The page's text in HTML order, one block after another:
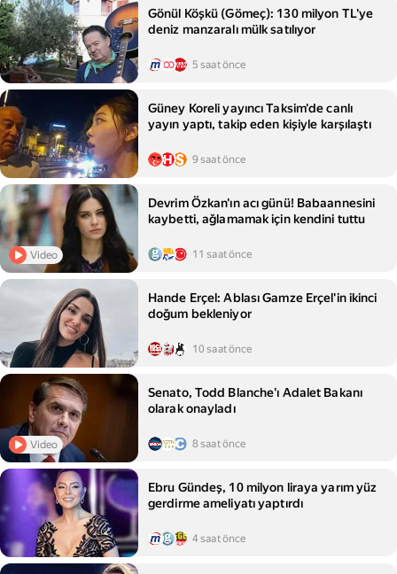
Gönül Köşkü (Gömeç): 130 milyon TL'ye
deniz manzaralı mülk satılıyor
5 saat önce
Güney Koreli yayıncı Taksim'de canlı
yayın yaptı, takip eden kişiyle karşılaştı
9 saat önce
Video
Devrim Özkan'ın acı günü! Babaannesini
kaybetti, ağlamamak için kendini tuttu
11 saat önce
Hande Erçel: Ablası Gamze Erçel'in ikinci
doğum bekleniyor
10 saat önce
Video
Senato, Todd Blanche'ı Adalet Bakanı
olarak onayladı
8 saat önce
Ebru Gündeş, 10 milyon liraya yarım yüz
gerdirme ameliyatı yaptırdı
4 saat önce